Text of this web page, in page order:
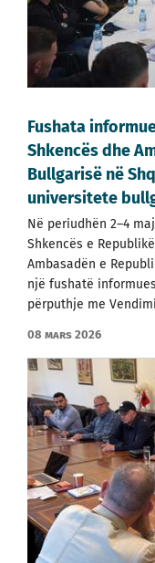
Fushata
Shkencës dhe
Bullgarisë në
universitete
Në periudhën 2–4
Shkencës e
Ambasadën e
një fushatë
përputhje me
08 mars 2026